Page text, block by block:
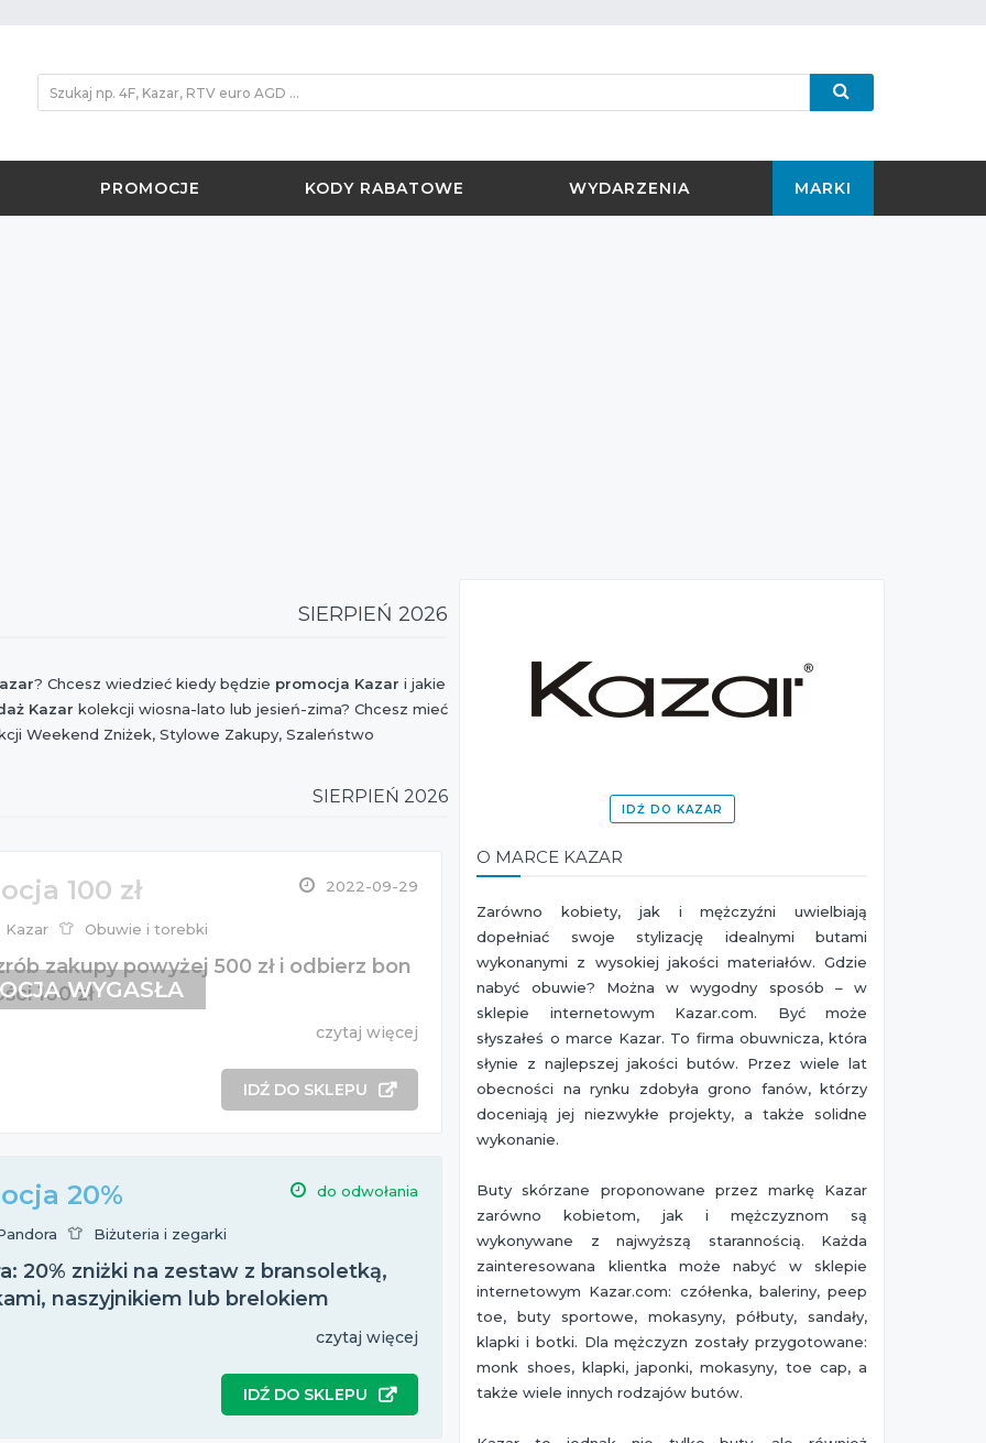
PROMOCJE KODY RABATOWE WYDARZENIA MARKI
SIERPIEŃ 2026
? Chcesz wiedzieć kiedy będzie promocja Kazar i jakie
Kazar kolekcji wiosna-lato lub jesień-zima? Chcesz mieć
Weekend Zniżek, Stylowe Zakupy, Szaleństwo
jest dostępny
Black Friday 2026i jaki
SIERPIEŃ 2026
100 zł 2022-09-29
Kazar Obuwie i torebki
zakupy powyżej 500 zł i odbierz bon
100 zł
czytaj więcej
IDŹ DO SKLEPU
WYGASŁA
20% do odwołania
Biżuteria i zegarki
20% zniżki na zestaw z bransoletką,
naszyjnikiem lub brelokiem
czytaj więcej
IDŹ DO SKLEPU
IDŹ DO KAZAR
O MARCE KAZAR
Zarówno kobiety, jak i mężczyźni uwielbiają
dopełniać swoje stylizację idealnymi butami
wykonanymi z wysokiej jakości materiałów. Gdzie
nabyć obuwie? Można w wygodny sposób – w
sklepie internetowym Kazar.com. Być może
słyszałeś o marce Kazar. To firma obuwnicza, która
słynie z najlepszej jakości butów. Przez wiele lat
obecności na rynku zdobyła grono fanów, którzy
doceniają jej niezwykłe projekty, a także solidne
wykonanie.
Buty skórzane proponowane przez markę Kazar
zarówno kobietom, jak i mężczyznom są
wykonywane z najwyższą starannością. Każda
zainteresowana klientka może nabyć w sklepie
internetowym Kazar.com: czółenka, baleriny, peep
toe, buty sportowe, mokasyny, półbuty, sandały,
klapki i botki. Dla mężczyzn zostały przygotowane:
monk shoes, klapki, japonki, mokasyny, toe cap, a
także wiele innych rodzajów butów.